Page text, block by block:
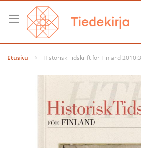
Skip
Content
Etusivu Historisk Tidskrift för Finland 2010:3